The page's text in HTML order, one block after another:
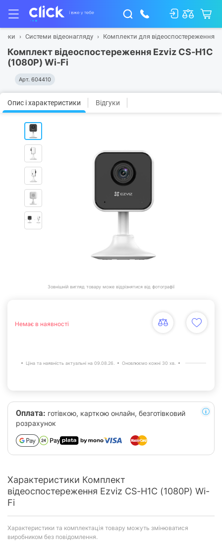
Системи відеонагляду Комплекти для відеоспостереження
Комплект відеоспостереження Ezviz CS-H1C
(1080P) Wi-Fi
Арт. 604410
Опис і характеристики Відгуки
Зовнішній вигляд товару може відрізнятися від фотографії
Немає в наявності
Ціна та наявність актуальні на 09.08.26. Оновлюємо кожні 30 хв.
Оплата: готівкою, карткою онлайн, безготівковий
розрахунок
Характеристики Комплект
відеоспостереження Ezviz CS-H1C (1080P) Wi-
Fi
Характеристики та комплектація товару можуть змінюватися
виробником без повідомлення.